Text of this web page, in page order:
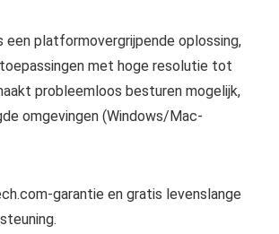
een platformovergrijpende oplossing,
met hoge resolutie tot
probleemloos besturen mogelijk,
omgevingen (Windows/Mac-
garantie en gratis levenslange